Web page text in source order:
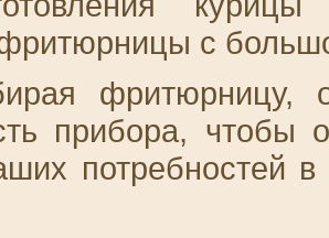
с
фритюрницу,
прибора, чтобы
потребностей